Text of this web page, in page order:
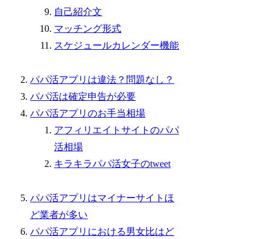
自己紹介文
マッチング形式
スケジュールカレンダー機能
パパ活アプリは違法？問題なし？
パパ活は確定申告が必要
パパ活アプリのお手当相場
アフィリエイトサイトのパパ
活相場
キラキラパパ活女子のtweet
パパ活アプリはマイナーサイトほ
ど業者が多い
パパ活アプリにおける男女比はど